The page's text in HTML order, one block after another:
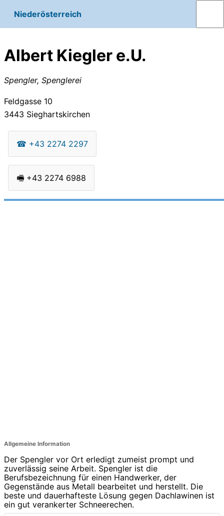
Niederösterreich
Albert Kiegler e.U.
Spengler, Spenglerei
Feldgasse 10
3443 Sieghartskirchen
☎ +43 2274 2297
🖷 +43 2274 6988
Allgemeine Information
Der Spengler vor Ort erledigt zumeist prompt und
zuverlässig seine Arbeit. Spengler ist die
Berufsbezeichnung für einen Handwerker, der
Gegenstände aus Metall bearbeitet und herstellt. Die
beste und dauerhafteste Lösung gegen Dachlawinen ist
ein gut verankerter Schneerechen.